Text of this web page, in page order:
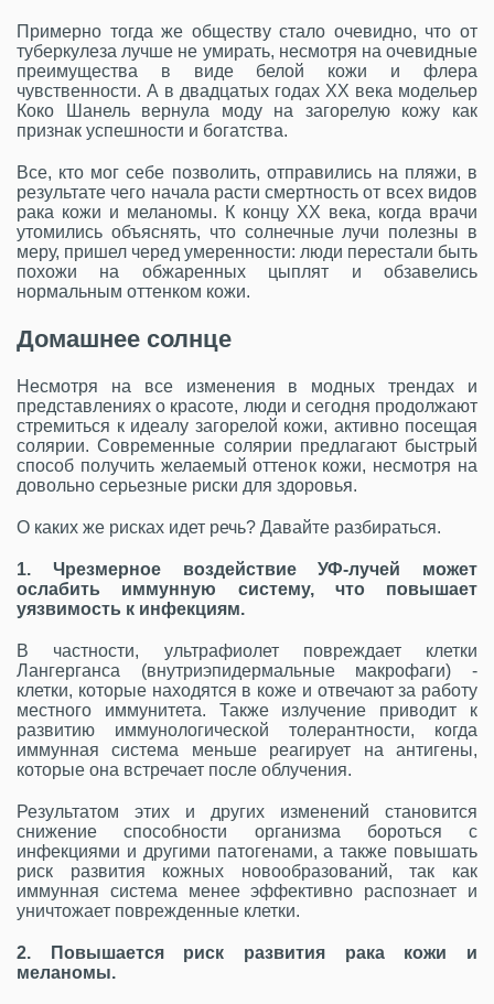
Примерно тогда же обществу стало очевидно, что от
туберкулеза лучше не умирать, несмотря на очевидные
преимущества в виде белой кожи и флера
чувственности. А в двадцатых годах XX века модельер
Коко Шанель вернула моду на загорелую кожу как
признак успешности и богатства.
Все, кто мог себе позволить, отправились на пляжи, в
результате чего начала расти смертность от всех видов
рака кожи и меланомы. К концу XX века, когда врачи
утомились объяснять, что солнечные лучи полезны в
меру, пришел черед умеренности: люди перестали быть
похожи на обжаренных цыплят и обзавелись
нормальным оттенком кожи.
Домашнее солнце
Несмотря на все изменения в модных трендах и
представлениях о красоте, люди и сегодня продолжают
стремиться к идеалу загорелой кожи, активно посещая
солярии. Современные солярии предлагают быстрый
способ получить желаемый оттенок кожи, несмотря на
довольно серьезные риски для здоровья.
О каких же рисках идет речь? Давайте разбираться.
1. Чрезмерное воздействие УФ-лучей может
ослабить иммунную систему, что повышает
уязвимость к инфекциям.
В частности, ультрафиолет повреждает клетки
Лангерганса (внутриэпидермальные макрофаги) -
клетки, которые находятся в коже и отвечают за работу
местного иммунитета. Также излучение приводит к
развитию иммунологической толерантности, когда
иммунная система меньше реагирует на антигены,
которые она встречает после облучения.
Результатом этих и других изменений становится
снижение способности организма бороться с
инфекциями и другими патогенами, а также повышать
риск развития кожных новообразований, так как
иммунная система менее эффективно распознает и
уничтожает поврежденные клетки.
2. Повышается риск развития рака кожи и
меланомы.